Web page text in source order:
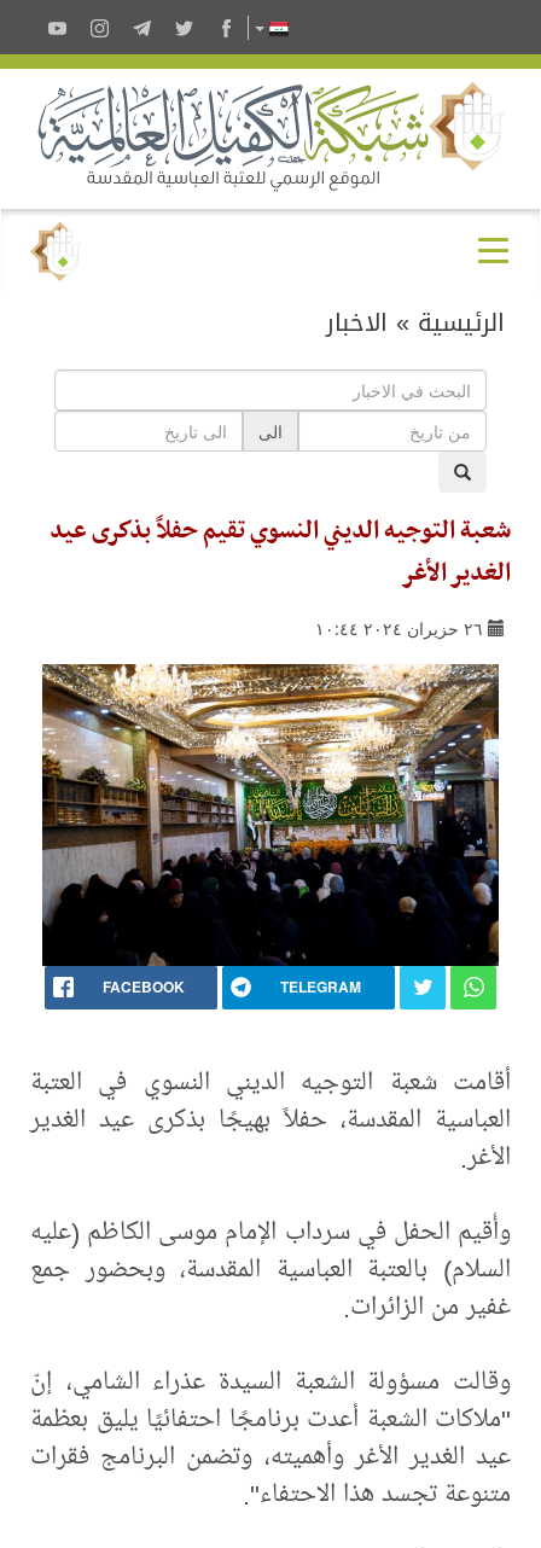
الرئيسية » الاخبار
الى
شعبة التوجيه الديني النسوي تقيم حفلاً بذكرى عيد
الغدير الأغر
٢٦ حزيران ٢٠٢٤ ١٠:٤٤
FACEBOOK TELEGRAM
أقامت شعبة التوجيه الديني النسوي في العتبة
العباسية المقدسة، حفلاً بهيجًا بذكرى عيد الغدير
الأغر.
وأُقيم الحفل في سرداب الإمام موسى الكاظم (عليه
السلام) بالعتبة العباسية المقدسة، وبحضور جمع
غفير من الزائرات.
وقالت مسؤولة الشعبة السيدة عذراء الشامي، إنّ
"ملاكات الشعبة أعدت برنامجًا احتفائيًا يليق بعظمة
عيد الغدير الأغر وأهميته، وتضمن البرنامج فقرات
متنوعة تجسد هذا الاحتفاء".